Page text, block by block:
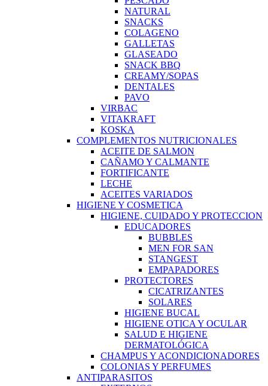
NATURAL
SNACKS
COLAGENO
GALLETAS
GLASEADO
SNACK BBQ
CREAMY/SOPAS
DENTALES
PAVO
VIRBAC
VITAKRAFT
KOSKA
COMPLEMENTOS NUTRICIONALES
ACEITE DE SALMON
CAÑAMO Y CALMANTE
FORTIFICANTE
LECHE
ACEITES VARIADOS
HIGIENE Y COSMETICA
HIGIENE, CUIDADO Y PROTECCION
EDUCADORES
BUBBLES
MEN FOR SAN
STANGEST
EMPAPADORES
PROTECTORES
CICATRIZANTES
SOLARES
HIGIENE BUCAL
HIGIENE OTICA Y OCULAR
SALUD E HIGIENE
DERMATOLÓGICA
CHAMPUS Y ACONDICIONADORES
COLONIAS Y PERFUMES
ANTIPARASITOS